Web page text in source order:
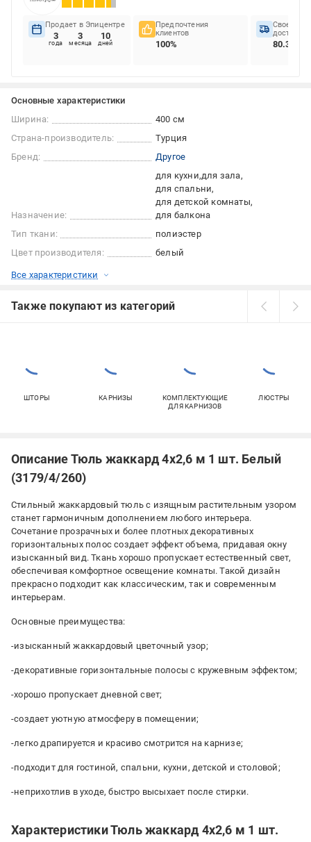
Продает в Эпицентре
3
года
3
месяца
10
дней
Предпочтения
клиентов
100%
доставок
80.3%
Основные характеристики
Ширина:
400 см
Страна-производитель:
Турция
Бренд:
Другое
Назначение:
для кухни для зала
для спальни
для детской комнаты
для балкона
Тип ткани:
полиэстер
Цвет производителя:
белый
Все характеристики
Также покупают из категорий
ШТОРЫ КАРНИЗЫ
КОМПЛЕКТУЮЩИЕ
ДЛЯ КАРНИЗОВ
ЛЮСТРЫ
Описание Тюль жаккард 4х2,6 м 1 шт. Белый
(3179/4/260)
Стильный жаккардовый тюль с изящным растительным узором
станет гармоничным дополнением любого интерьера.
Сочетание прозрачных и более плотных декоративных
горизонтальных полос создает эффект объема, придавая окну
изысканный вид. Ткань хорошо пропускает естественный свет,
обеспечивая комфортное освещение комнаты. Такой дизайн
прекрасно подходит как классическим, так и современным
интерьерам.
Основные преимущества:
-изысканный жаккардовый цветочный узор;
-декоративные горизонтальные полосы с кружевным эффектом;
-хорошо пропускает дневной свет;
-создает уютную атмосферу в помещении;
-легко драпируется и красиво смотрится на карнизе;
-подходит для гостиной, спальни, кухни, детской и столовой;
-неприхотлив в уходе, быстро высыхает после стирки.
Характеристики Тюль жаккард 4х2,6 м 1 шт.